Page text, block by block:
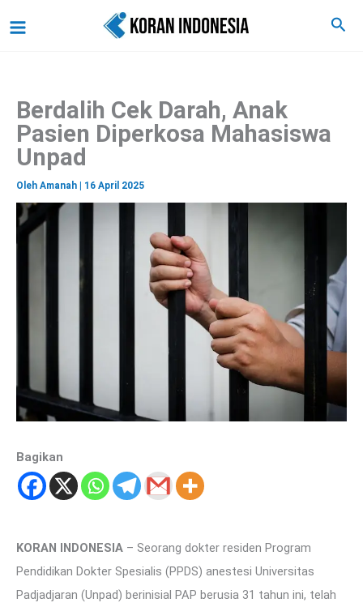
ke
Cari
Berdalih Cek Darah, Anak
Pasien Diperkosa Mahasiswa
Unpad
Oleh Amanah 16 April 2025
Bagikan
KORAN INDONESIA – Seorang dokter residen Program
Pendidikan Dokter Spesialis (PPDS) anestesi Universitas
Padjadjaran (Unpad) berinisial PAP berusia 31 tahun ini, telah
a